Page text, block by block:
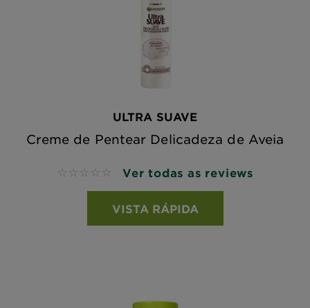
ULTRA SUAVE
Creme de Pentear Delicadeza de Aveia
No reviews Ver todas as reviews
VISTA RÁPIDA